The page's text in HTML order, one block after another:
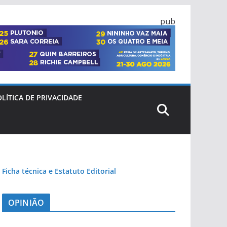
pub
DE PRIVACIDADE
Ficha técnica e Estatuto Editorial
OPINIÃO